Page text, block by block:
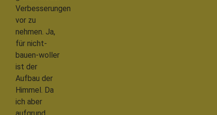
Verbesserungen
vor zu
nehmen. Ja,
für nicht-
bauen-woller
ist der
Aufbau der
Himmel. Da
ich aber